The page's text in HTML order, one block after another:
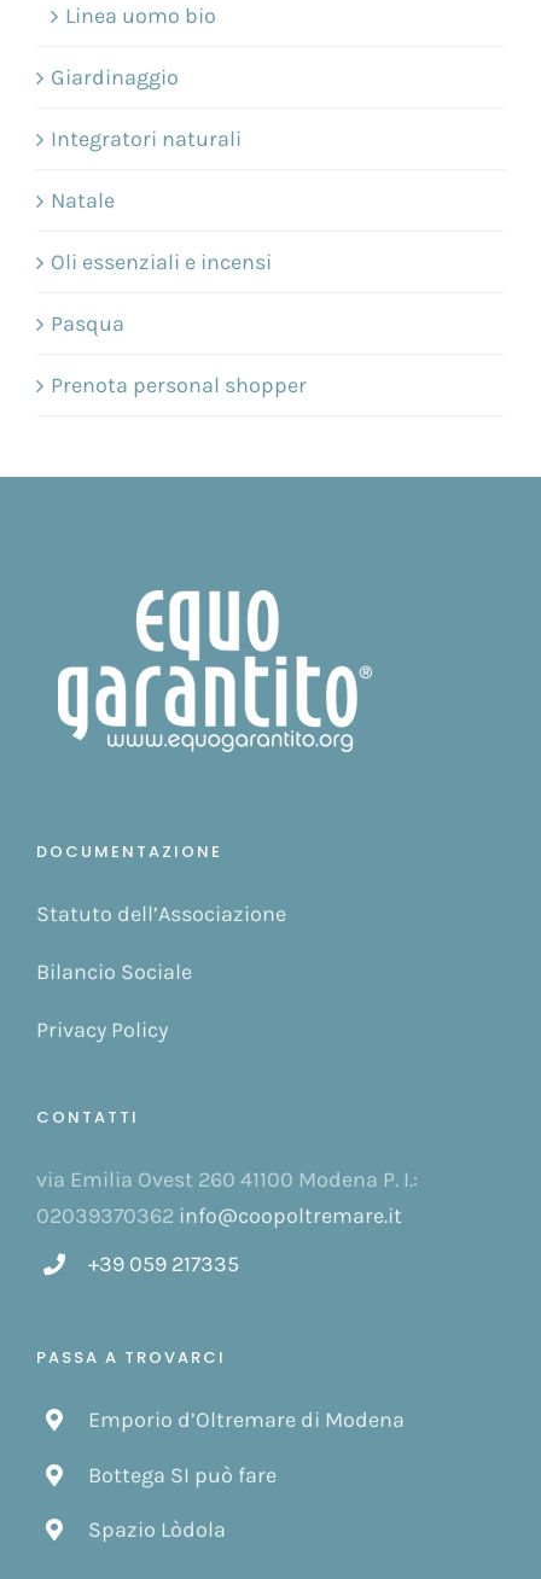
Linea uomo bio
Giardinaggio
Integratori naturali
Natale
Oli essenziali e incensi
Pasqua
Prenota personal shopper
DOCUMENTAZIONE
Statuto dell’Associazione
Bilancio Sociale
Privacy Policy
CONTATTI
via Emilia Ovest 260 41100 Modena P. I.:
02039370362 info@coopoltremare.it
+39 059 217335
PASSA A TROVARCI
Emporio d’Oltremare di Modena
Bottega SI può fare
Spazio Lòdola